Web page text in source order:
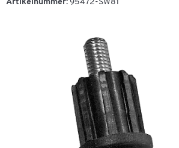
Artikelnummer: 95472-SW81